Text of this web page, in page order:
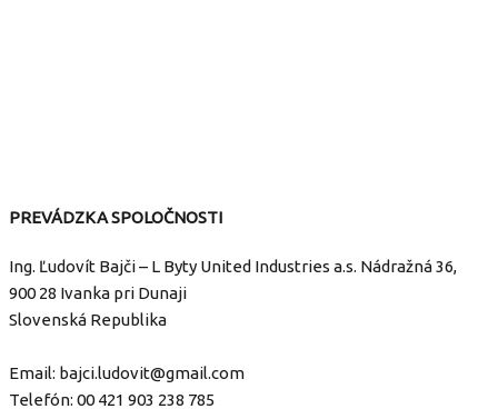
PREVÁDZKA SPOLOČNOSTI
Ing. Ľudovít Bajči – L Byty United Industries a.s. Nádražná 36,
900 28 Ivanka pri Dunaji
Slovenská Republika
Email: bajci.ludovit@gmail.com
Telefón: 00 421 903 238 785